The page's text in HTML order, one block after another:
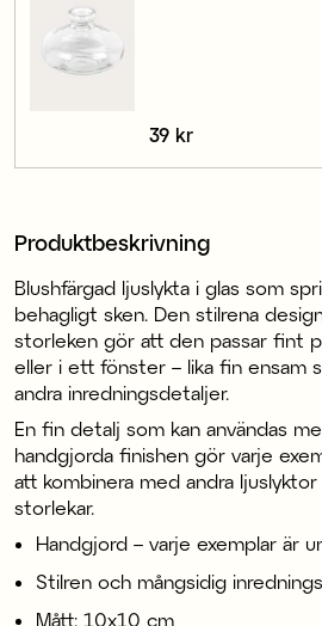
Pris:
39 kr
Produktbeskrivning
Blushfärgad ljuslykta i glas som
behagligt sken. Den stilrena
storleken gör att den passar fint
eller i ett fönster – lika fin ensam
andra inredningsdetaljer.
En fin detalj som kan användas
handgjorda finishen gör varje
att kombinera med andra
storlekar.
Handgjord – varje exemplar är
Stilren och mångsidig
Mått: 10x10 cm